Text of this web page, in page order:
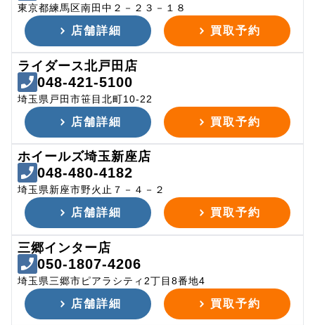
東京都練馬区南田中２－２３－１８
店舗詳細 買取予約
ライダース北戸田店
048-421-5100
埼玉県戸田市笹目北町10-22
店舗詳細 買取予約
ホイールズ埼玉新座店
048-480-4182
埼玉県新座市野火止７－４－２
店舗詳細 買取予約
三郷インター店
050-1807-4206
埼玉県三郷市ピアラシティ2丁目8番地4
店舗詳細 買取予約